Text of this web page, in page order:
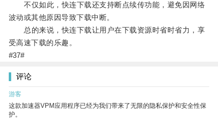
不仅如此，快连下载还支持断点续传功能，避免因网络
波动或其他原因导致下载中断。
总的来说，快连下载让用户在下载资源时省时省力，享
受高速下载的乐趣。
#37#
评论
游客
这款加速器VPM应用程序已经为我们带来了无限的隐私保护和安全性保
护。